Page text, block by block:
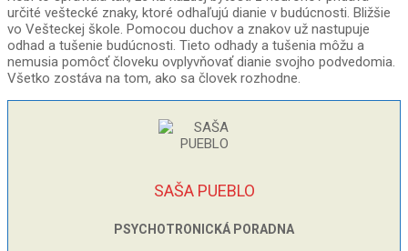
určité veštecké znaky, ktoré odhaľujú dianie v budúcnosti. Bližšie
vo Vešteckej škole. Pomocou duchov a znakov už nastupuje
odhad a tušenie budúcnosti. Tieto odhady a tušenia môžu a
nemusia pomôcť človeku ovplyvňovať dianie svojho podvedomia.
Všetko zostáva na tom, ako sa človek rozhodne.
SAŠA PUEBLO
PSYCHOTRONICKÁ PORADNA